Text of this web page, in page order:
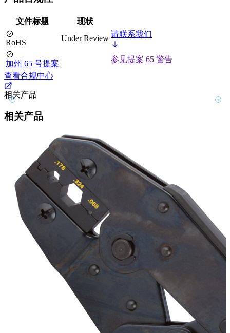
文件标题 现状
RoHS Under Review 请联系我们
加州 65 号提案
参见提案 65 警告
查看合规中心
相关产品
相关产品